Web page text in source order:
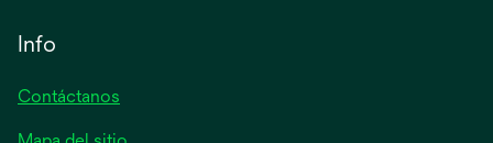
Info
Contáctanos